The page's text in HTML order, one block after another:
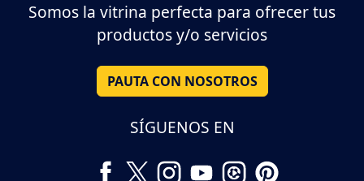
Somos la vitrina perfecta para ofrecer tus
productos y/o servicios
PAUTA CON NOSOTROS
SÍGUENOS EN